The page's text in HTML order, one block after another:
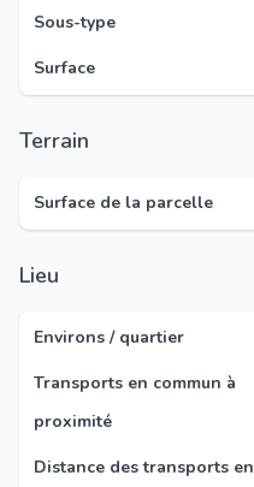
Sous-type
Surface
Terrain
Surface de la parcelle
Lieu
Environs / quartier
Transports en commun à
proximité
Distance des transports en